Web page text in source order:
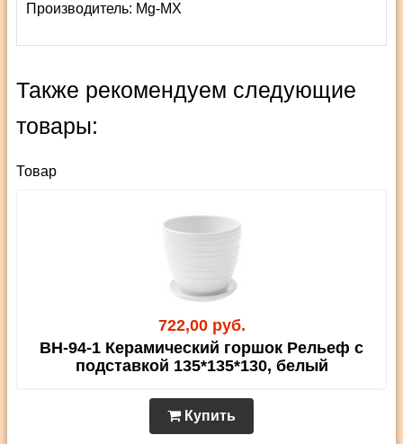
Производитель: Mg-MX
Также рекомендуем следующие
товары:
Товар
722,00 руб.
BH-94-1 Керамический горшок Рельеф с
подставкой 135*135*130, белый
Купить